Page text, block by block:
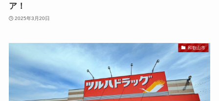
ア！
2025年3月20日
和歌山市